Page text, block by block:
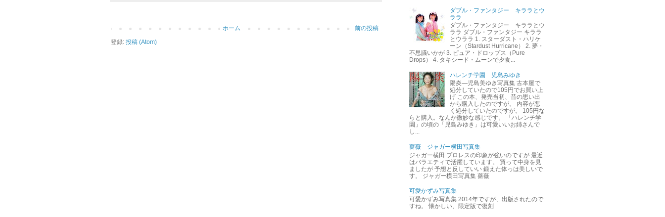
前の投稿
ホーム
登録: 投稿 (Atom)
ダブル・ファンタジー キララとウ
ララ
ダブル・ファンタジー キララとウ
ララ ダブル・ファンタジー キララ
とウララ 1. スターダスト・ハリケ
ーン（Stardust Hurricane） 2. 夢・
不思議いかが 3. ピュア・ドロップス（Pure
Drops） 4. タキシード・ムーンで夕食...
ハレンチ学園 児島みゆき
陽炎―児島美ゆき写真集 古本屋で
処分していたので105円でお買い上
げ この本、発売当初、昔の思い出
から購入したのですが。 内容が悪
く処分していたのですが。 105円な
らと購入。なんか微妙な感じです。 「ハレンチ学
園」の頃の「児島みゆき」は可愛いいお姉さんで
し...
薔薇 ジャガー横田写真集
ジャガー横田 プロレスの印象が強いのですが 最近
はバラエティで活躍しています。 買って中身を見
ましたが 予想と反していい 鍛えた体っは美しいで
す。 ジャガー横田写真集 薔薇
可愛かずみ写真集
可愛かずみ写真集 2014年ですが、出版されたので
すね。 懐かしい、限定版で復刻